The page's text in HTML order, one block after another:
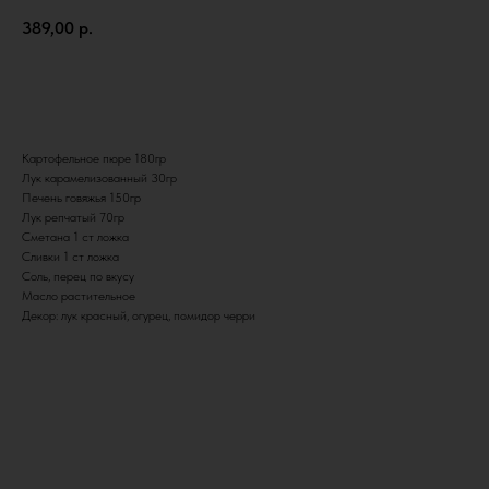
389,00 р.
Картофельное пюре 180гр
Лук карамелизованный 30гр
Печень говяжья 150гр
Лук репчатый 70гр
Сметана 1 ст ложка
Сливки 1 ст ложка
Соль, перец по вкусу
Масло растительное
Декор: лук красный, огурец, помидор черри